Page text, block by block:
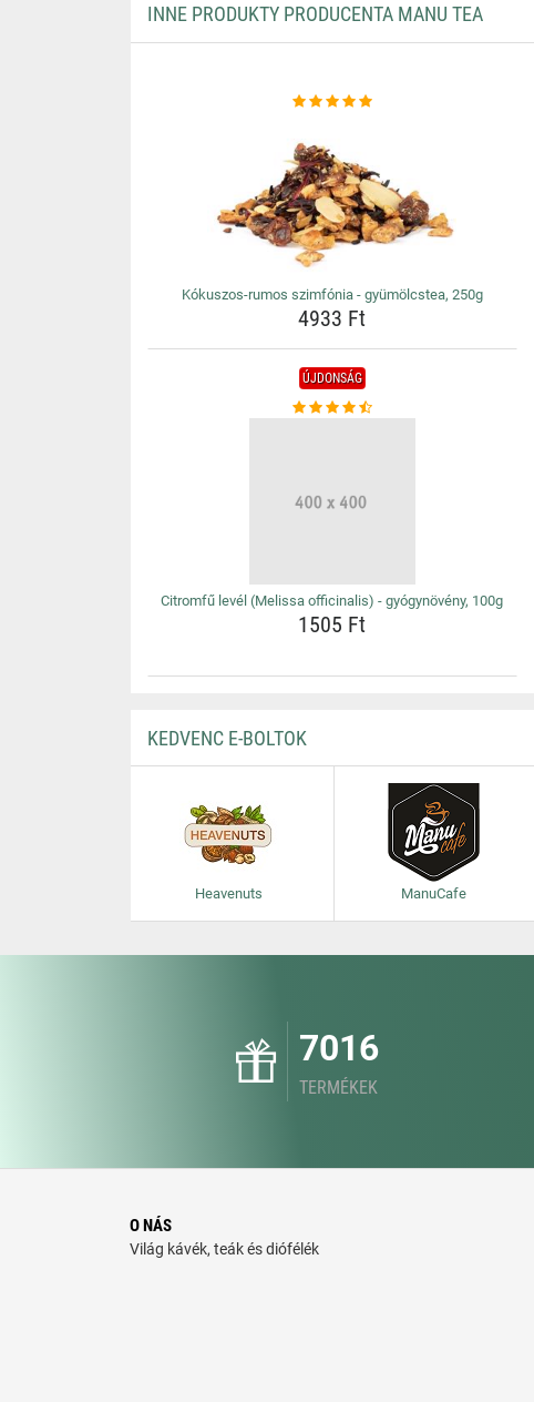
INNE PRODUKTY PRODUCENTA MANU TEA
Kókuszos-rumos szimfónia - gyümölcstea, 250g
4933 Ft
ÚJDONSÁG
Citromfű levél (Melissa officinalis) - gyógynövény, 100g
1505 Ft
KEDVENC E-BOLTOK
Heavenuts ManuCafe
7016
TERMÉKEK
O NÁS
Világ kávék, teák és diófélék